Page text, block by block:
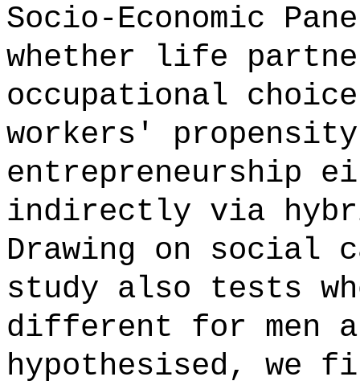
Socio-Economic
whether life
occupational
workers'
entrepreneurship
indirectly via
Drawing on
study also tests
different for men
hypothesised, we